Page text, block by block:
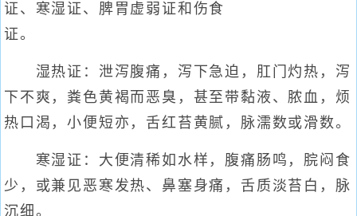
证、寒湿证、脾胃虚弱证和伤食
证。
湿热证：泄泻腹痛，泻下急迫，肛门灼热，泻
下不爽，粪色黄褐而恶臭，甚至带黏液、脓血，烦
热口渴，小便短亦，舌红苔黄腻，脉濡数或滑数。
寒湿证：大便清稀如水样，腹痛肠鸣，脘闷食
少，或兼见恶寒发热、鼻塞身痛，舌质淡苔白，脉
沉细。